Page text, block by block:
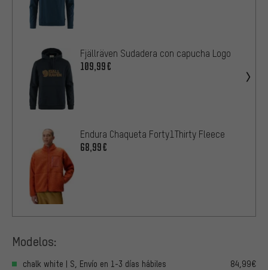
Fjällräven Sudadera con capucha Logo
109,99€
Endura Chaqueta Forty1Thirty Fleece
68,99€
Modelos:
chalk white | S, Envío en 1-3 días hábiles
84,99€